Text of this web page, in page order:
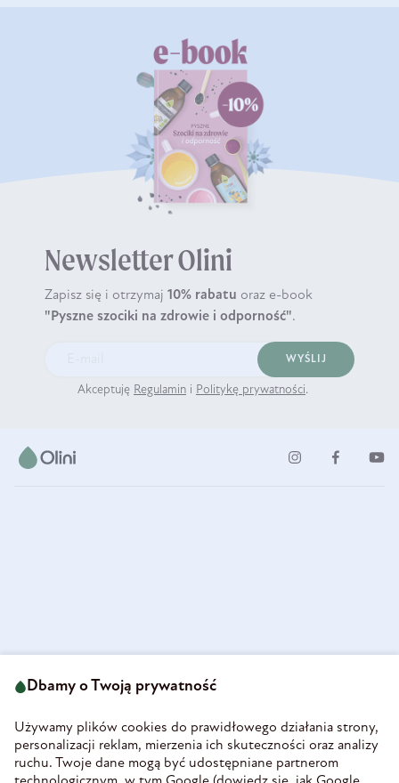
Newsletter Olini
Zapisz się i otrzymaj 10% rabatu oraz e-book
"Pyszne szociki na zdrowie i odporność".
WYŚLIJ
Akceptuję Regulamin i Politykę prywatności.
58-160 Świebodzice
REGON 890213034
INFORMACJE
Dbamy o Twoją prywatność
Używamy plików cookies do prawidłowego działania strony,
personalizacji reklam, mierzenia ich skuteczności oraz analizy
ruchu. Twoje dane mogą być udostępniane partnerom